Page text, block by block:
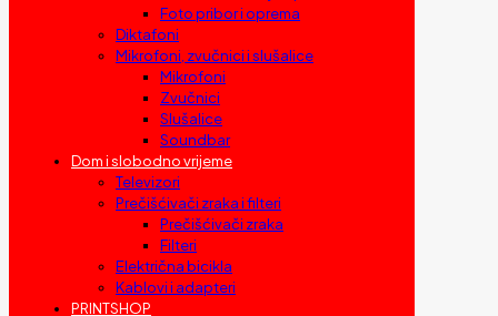
Foto pribor i oprema
Diktafoni
Mikrofoni, zvučnici i slušalice
Mikrofoni
Zvučnici
Slušalice
Soundbar
Dom i slobodno vrijeme
Televizori
Prečišćivači zraka i filteri
Prečišćivači zraka
Filteri
Električna bicikla
Kablovi i adapteri
PRINTSHOP